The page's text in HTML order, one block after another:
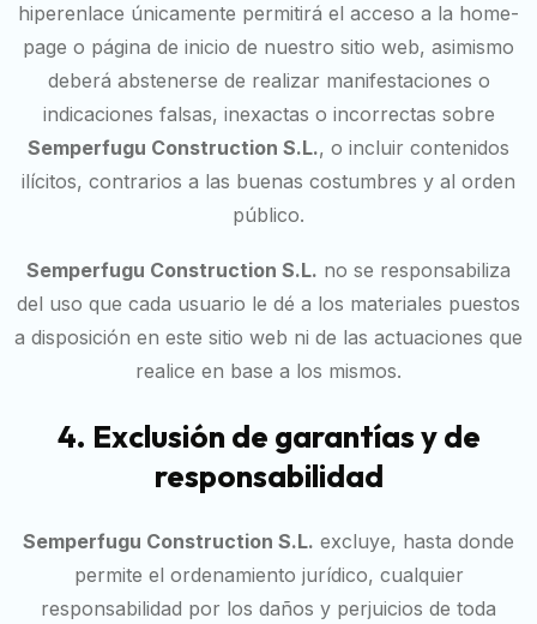
hiperenlace únicamente permitirá el acceso a la home-
page o página de inicio de nuestro sitio web, asimismo
deberá abstenerse de realizar manifestaciones o
indicaciones falsas, inexactas o incorrectas sobre
Semperfugu Construction S.L., o incluir contenidos
ilícitos, contrarios a las buenas costumbres y al orden
público.
Semperfugu Construction S.L. no se responsabiliza
del uso que cada usuario le dé a los materiales puestos
a disposición en este sitio web ni de las actuaciones que
realice en base a los mismos.
4. Exclusión de garantías y de
responsabilidad
Semperfugu Construction S.L. excluye, hasta donde
permite el ordenamiento jurídico, cualquier
responsabilidad por los daños y perjuicios de toda